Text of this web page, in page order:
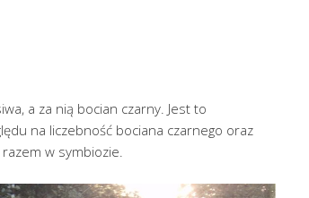
a za nią bocian czarny. Jest to
na liczebność bociana czarnego oraz
w symbiozie.